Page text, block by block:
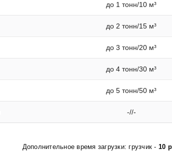
до 1 тонн/10 м³
до 2 тонн/15 м³
до 3 тонн/20 м³
до 4 тонн/30 м³
до 5 тонн/50 м³
-//-
Дополнительное время загрузки: грузчик - 10